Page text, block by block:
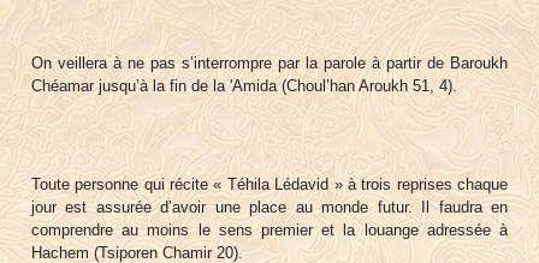
On veillera à ne pas s’interrompre par la parole à partir de Baroukh
Chéamar jusqu’à la fin de la 'Amida (Choul’han Aroukh 51, 4).
Toute personne qui récite « Téhila Lédavid » à trois reprises chaque
jour est assurée d’avoir une place au monde futur. Il faudra en
comprendre au moins le sens premier et la louange adressée à
Hachem (Tsiporen Chamir 20).